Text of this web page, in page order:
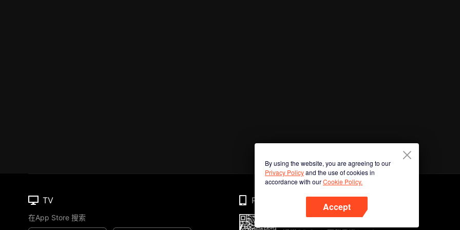
By using the website, you are agreeing to our
Privacy Policyand the use of cookies in
accordance with ourCookie Policy.
Accept
TV
在App Store 搜索
Phone